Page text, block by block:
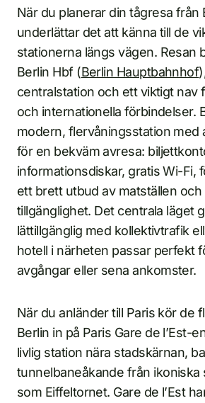
När du planerar din tågresa från
underlättar det att känna till de
stationerna längs vägen. Resan
Berlin Hbf (Berlin Hauptbahnhof
centralstation och ett viktigt nav
och internationella förbindelser.
modern, flervåningsstation med
för en bekväm avresa:
informationsdiskar, gratis Wi-Fi,
ett brett utbud av matställen och
tillgänglighet. Det centrala läget
lättillgänglig med kollektivtrafik
hotell i närheten passar perfekt
avgångar eller sena ankomster.
När du anländer till Paris kör de
Berlin in på Paris Gare de l’Est-
livlig station nära stadskärnan,
tunnelbaneåkande från ikoniska
som Eiffeltornet. Gare de l’Est